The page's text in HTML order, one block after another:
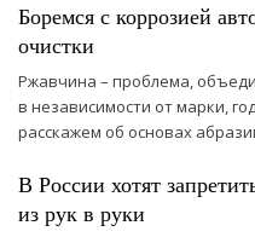
Боремся с коррозией
очистки
Ржавчина – проблема,
в независимости от марки,
расскажем об основах
В России хотят
из рук в руки